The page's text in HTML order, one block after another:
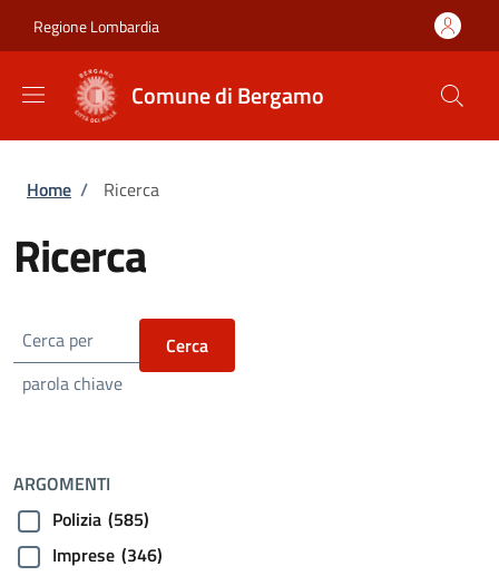
Regione Lombardia
Comune di Bergamo
Briciole di pane
Home / Ricerca
Ricerca
Cerca per
parola chiave
ARGOMENTI
Polizia (585)
Imprese (346)